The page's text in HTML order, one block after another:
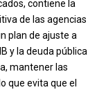
contiene la
de las agencias
plan de ajuste a
y la deuda pública
mantener las
que evita que el